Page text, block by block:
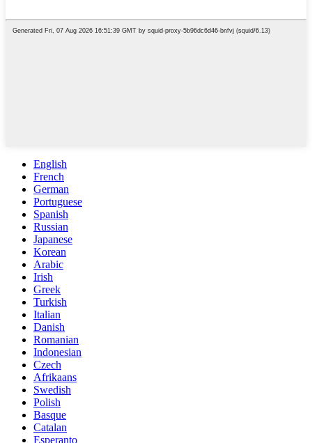
English
French
German
Portuguese
Spanish
Russian
Japanese
Korean
Arabic
Irish
Greek
Turkish
Italian
Danish
Romanian
Indonesian
Czech
Afrikaans
Swedish
Polish
Basque
Catalan
Esperanto